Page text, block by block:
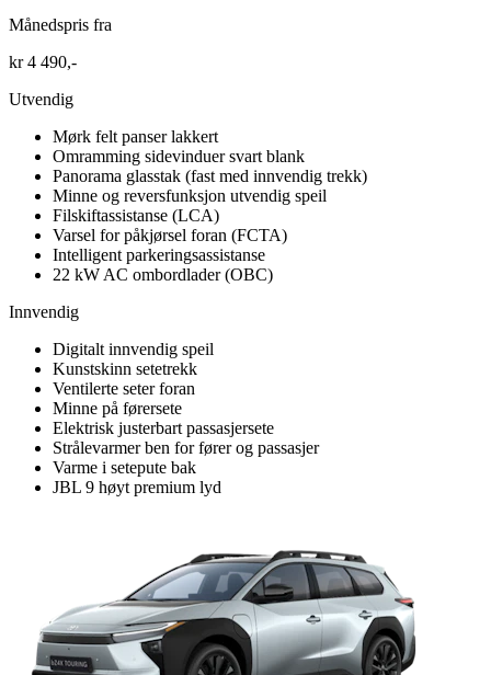
Månedspris fra
kr 4 490,-
Utvendig
Mørk felt panser lakkert
Omramming sidevinduer svart blank
Panorama glasstak (fast med innvendig trekk)
Minne og reversfunksjon utvendig speil
Filskiftassistanse (LCA)
Varsel for påkjørsel foran (FCTA)
Intelligent parkeringsassistanse
22 kW AC ombordlader (OBC)
Innvendig
Digitalt innvendig speil
Kunstskinn setetrekk
Ventilerte seter foran
Minne på førersete
Elektrisk justerbart passasjersete
Strålevarmer ben for fører og passasjer
Varme i setepute bak
JBL 9 høyt premium lyd